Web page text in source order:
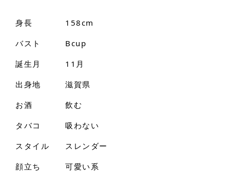
身長
158cm
バスト
Bcup
誕生月
11月
出身地
滋賀県
お酒
飲む
タバコ
吸わない
スタイル
スレンダー
顔立ち
可愛い系